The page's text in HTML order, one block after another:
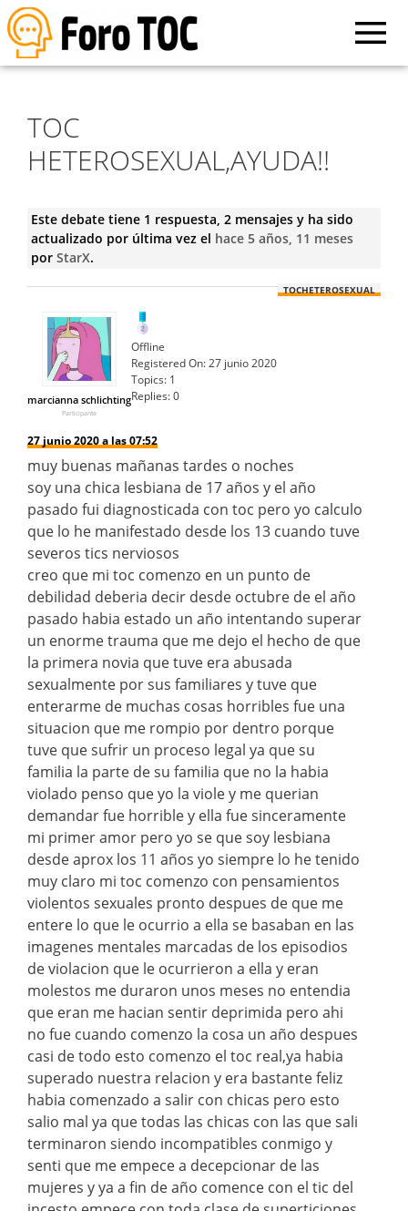
TOC
HETEROSEXUAL,AYUDA!!
Este debate tiene 1 respuesta, 2 mensajes y ha sido
actualizado por última vez el hace 5 años, 11 meses
por StarX.
TOCHETEROSEXUAL
marcianna schlichting
Participante
Offline
Registered On:27 junio 2020
Topics: 1
Replies:0
27 junio 2020 a las 07:52
muy buenas mañanas tardes o noches
soy una chica lesbiana de 17 años y el año
pasado fui diagnosticada con toc pero yo calculo
que lo he manifestado desde los 13 cuando tuve
severos tics nerviosos
creo que mi toc comenzo en un punto de
debilidad deberia decir desde octubre de el año
pasado habia estado un año intentando superar
un enorme trauma que me dejo el hecho de que
la primera novia que tuve era abusada
sexualmente por sus familiares y tuve que
enterarme de muchas cosas horribles fue una
situacion que me rompio por dentro porque
tuve que sufrir un proceso legal ya que su
familia la parte de su familia que no la habia
violado penso que yo la viole y me querian
demandar fue horrible y ella fue sinceramente
mi primer amor pero yo se que soy lesbiana
desde aprox los 11 años yo siempre lo he tenido
muy claro mi toc comenzo con pensamientos
violentos sexuales pronto despues de que me
entere lo que le ocurrio a ella se basaban en las
imagenes mentales marcadas de los episodios
de violacion que le ocurrieron a ella y eran
molestos me duraron unos meses no entendia
que eran me hacian sentir deprimida pero ahi
no fue cuando comenzo la cosa un año despues
casi de todo esto comenzo el toc real,ya habia
superado nuestra relacion y era bastante feliz
habia comenzado a salir con chicas pero esto
salio mal ya que todas las chicas con las que sali
terminaron siendo incompatibles conmigo y
senti que me empece a decepcionar de las
mujeres y ya a fin de año comence con el tic del